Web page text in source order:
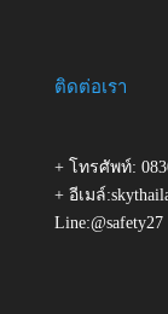
ติดต่อเรา
+ โทรศัพท์:
+ อีเมล์
Line:@safety27